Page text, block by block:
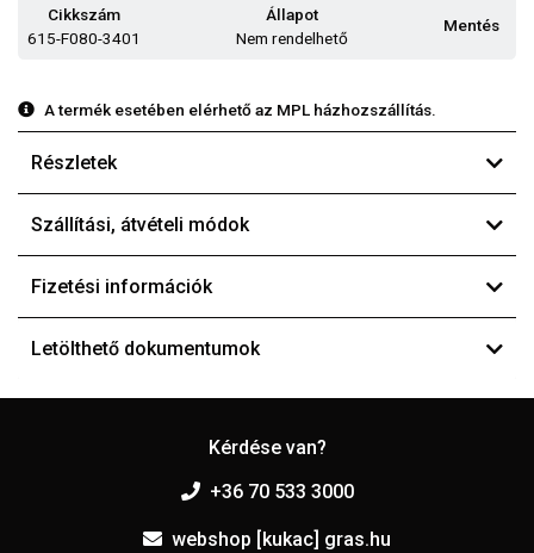
Cikkszám
615-F080-3401
Állapot
Nem rendelhető
Mentés
A termék esetében elérhető az MPL házhozszállítás.
Részletek
Szállítási, átvételi módok
Fizetési információk
Letölthető dokumentumok
Kérdése van?
+36 70 533 3000
webshop [kukac] gras.hu